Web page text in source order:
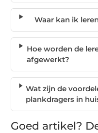
Waar kan ik
Hoe worden de
afgewerkt?
Wat zijn de
plankdragers in
Goed artikel?